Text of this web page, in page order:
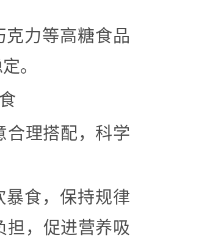
力等高糖食品
。
合理搭配，科学
食，保持规律
担，促进营养吸